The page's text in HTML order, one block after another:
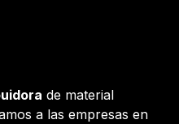
de material
a las empresas en